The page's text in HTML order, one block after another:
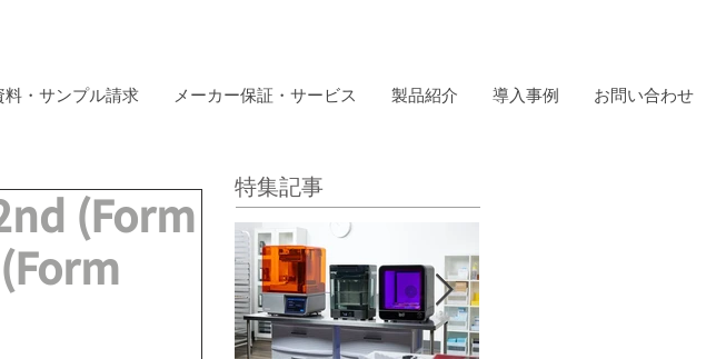
料・サンプル請求 メーカー保証・サービス 製品紹介 導入事例 お問い合わせ
(Form
特集記事